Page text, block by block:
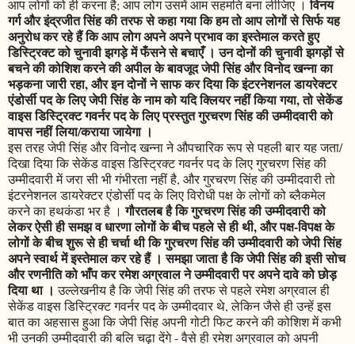
आप लोगों को ही करना है; आप लोग उसमें आम सहमति बना लीजिए ।विनय
गर्ग और इंद्रजीत सिंह की तरफ से कहा गया कि हम तो आप लोगों से सिर्फ यह
अनुरोध कर रहे हैं कि आप लोग अपने अपने प्रभाव का इस्तेमाल करते हुए
डिस्ट्रिक्ट को चुनावी झगड़े में फँसने से बचाएँ । उन दोनों की चुनावी झगड़ों से
बचने की कोशिश करने की अपील के बावजूद जेपी सिंह और विनोद खन्ना का
भड़कना जारी रहा, और इन दोनों ने साफ कर दिया कि इंटरनेशनल डायरेक्टर
एंडोर्सी पद के लिए जेपी सिंह के नाम को यदि क्लियर नहीं किया गया, तो सेकेंड
वाइस डिस्ट्रिक्ट गवर्नर पद के लिए प्रस्तुत गुरचरण सिंह की उम्मीदवारी को
वापस नहीं लिया/कराया जायेगा ।
इस तरह जेपी सिंह और विनोद खन्ना ने औपचारिक रूप से पहली बार यह जता/
दिखा दिया कि सेकेंड वाइस डिस्ट्रिक्ट गवर्नर पद के लिए गुरचरण सिंह की
उम्मीदवारी में जरा सी भी गंभीरता नहीं है, और गुरचरण सिंह की उम्मीदवारी तो
इंटरनेशनल डायरेक्टर एंडोर्सी पद के लिए विरोधी पक्ष के लोगों को ब्लैकमेल
करने का हथकंडा भर है ।गौरतलब है कि गुरचरण सिंह की उम्मीदवारी को
लेकर ऐसी ही समझ व धारणा लोगों के बीच पहले से ही थी, और पक्ष-विपक्ष के
लोगों के बीच शुरू से ही चर्चा थी कि गुरचरण सिंह की उम्मीदवारी को जेपी सिंह
अपने स्वार्थ में इस्तेमाल कर रहे हैं । समझा जाता है कि जेपी सिंह की इसी सोच
और रणनीति को भाँप कर रमेश अग्रवाल ने उम्मीदवारी पर अपने दावे को छोड़
दिया था । उल्लेखनीय है कि जेपी सिंह की तरफ से पहले रमेश अग्रवाल ही
सेकेंड वाइस डिस्ट्रिक्ट गवर्नर पद के उम्मीदवार थे, लेकिन जैसे ही उन्हें इस
बात का अहसास हुआ कि जेपी सिंह अपनी गोटी फिट करने की कोशिश में कभी
भी उनकी उम्मीदवारी की बलि चढ़ा देंगे - वैसे ही रमेश अग्रवाल को अपनी